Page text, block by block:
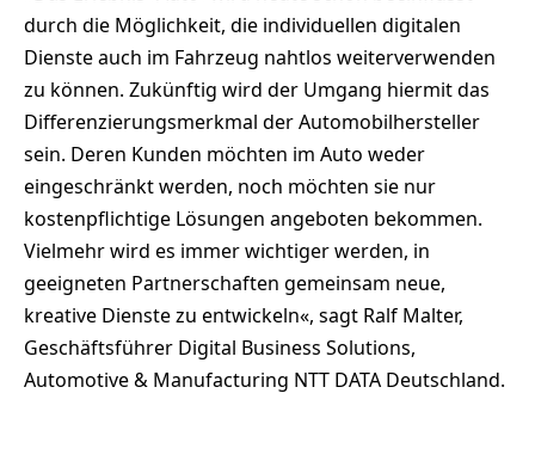
durch die Möglichkeit, die individuellen digitalen
Dienste auch im Fahrzeug nahtlos weiterverwenden
zu können. Zukünftig wird der Umgang hiermit das
Differenzierungsmerkmal der Automobilhersteller
sein. Deren Kunden möchten im Auto weder
eingeschränkt werden, noch möchten sie nur
kostenpflichtige Lösungen angeboten bekommen.
Vielmehr wird es immer wichtiger werden, in
geeigneten Partnerschaften gemeinsam neue,
kreative Dienste zu entwickeln«, sagt Ralf Malter,
Geschäftsführer Digital Business Solutions,
Automotive & Manufacturing NTT DATA Deutschland.